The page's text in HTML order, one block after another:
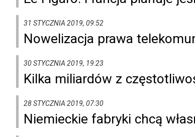
31 STYCZNIA 2019, 09:52
Nowelizacja prawa
30 STYCZNIA 2019, 19:23
Kilka miliardów z
28 STYCZNIA 2019, 07:30
Niemieckie fabryki chcą